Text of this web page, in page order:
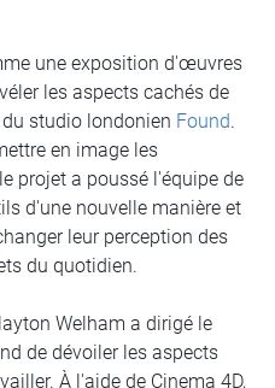
une exposition d'œuvres
les aspects cachés de
studio londonien Found.
en image les
projet a poussé l'équipe de
d'une nouvelle manière et
leur perception des
du quotidien.
Welham a dirigé le
de dévoiler les aspects
À l'aide de Cinema 4D,